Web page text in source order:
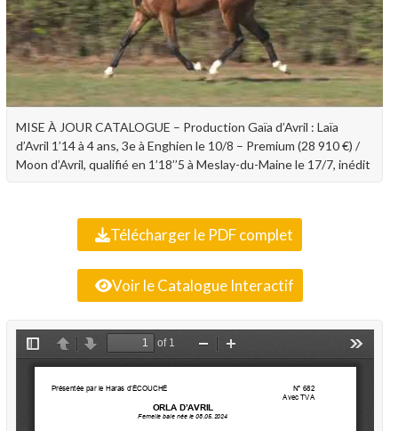
MISE À JOUR CATALOGUE – Production Gaïa d’Avril : Laïa
d’Avril 1’14 à 4 ans, 3e à Enghien le 10/8 – Premium (28 910 €) /
Moon d’Avril, qualifié en 1’18’’5 à Meslay-du-Maine le 17/7, inédit
Télécharger le PDF complet
Voir le Catalogue Interactif